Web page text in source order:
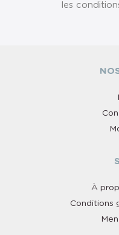
les
À
Conditions